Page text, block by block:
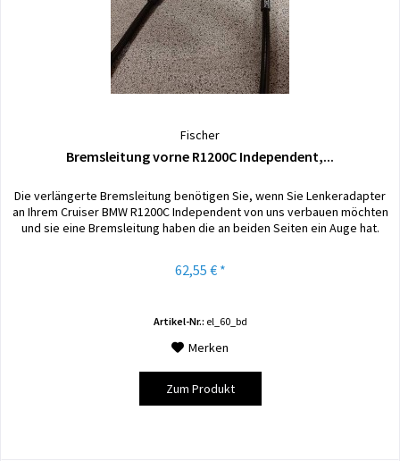
Fischer
Bremsleitung vorne R1200C Independent,...
Die verlängerte Bremsleitung benötigen Sie, wenn Sie Lenkeradapter
an Ihrem Cruiser BMW R1200C Independent von uns verbauen möchten
und sie eine Bremsleitung haben die an beiden Seiten ein Auge hat.
62,55 € *
Artikel-Nr.: el_60_bd
Merken
Zum Produkt